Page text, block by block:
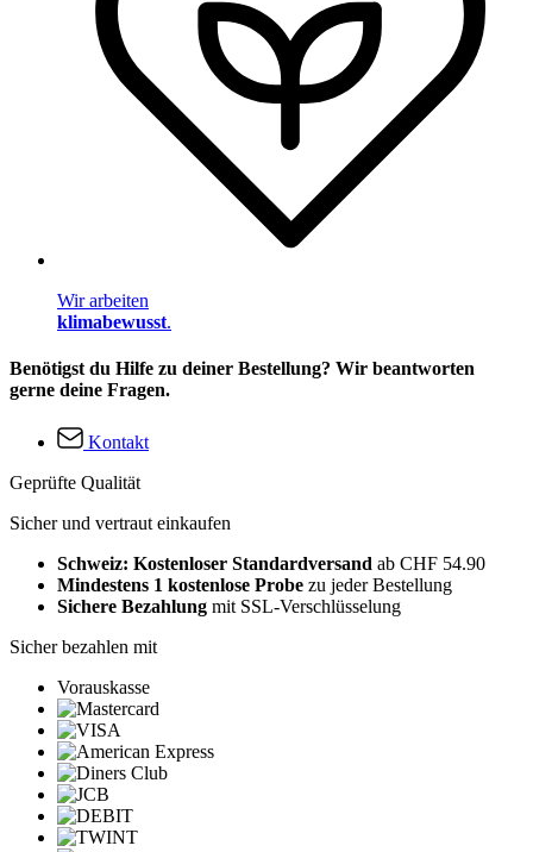
Wir arbeiten
klimabewusst.
Benötigst du Hilfe zu deiner Bestellung? Wir beantworten
gerne deine Fragen.
Kontakt
Geprüfte Qualität
Sicher und vertraut einkaufen
Schweiz: Kostenloser Standardversand ab CHF 54.90
Mindestens 1 kostenlose Probe zu jeder Bestellung
Sichere Bezahlung mit SSL-Verschlüsselung
Sicher bezahlen mit
Vorauskasse